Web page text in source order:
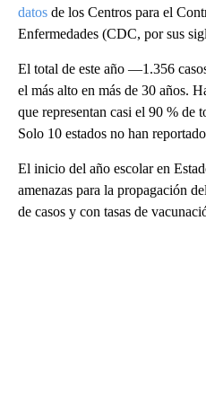
datos de los Centros para el
Enfermedades (CDC, por sus
El total de este año —1.356
el más alto en más de 30 años.
que representan casi el 90 % de
Solo 10 estados no han
El inicio del año escolar en
amenazas para la propagación
de casos y con tasas de